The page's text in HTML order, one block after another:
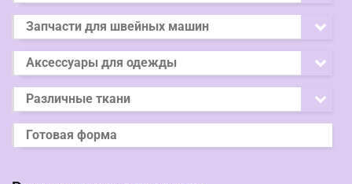
Запчасти для швейных машин
Аксессуары для одежды
Различные ткани
Готовая форма